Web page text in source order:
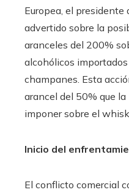
Europea, el
advertido sobre la
aranceles del 200%
alcohólicos
champanes. Esta
arancel del 50% que
imponer sobre el
Inicio del
El conflicto comercial